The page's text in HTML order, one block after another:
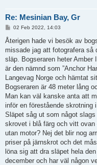
Re: Mesinian Bay, Gr
P
s
02 Feb 2022, 14:03
Återigen hade vi besök av
missade jag att fotografera så
släp. Bogseraren heter
är den nämnd som ”Anchor
Langevag Norge och hämtat
Bogseraren är 48 meter lång
Man kan väl kanske anta att
inför en förestående skrotning
Släpet såg ut som något
skrovet i blå färg och vitt
utan motor? Nej det blir nog
priser på järnskrot och det
löna sig att dra släpet hela
december och har väl någon